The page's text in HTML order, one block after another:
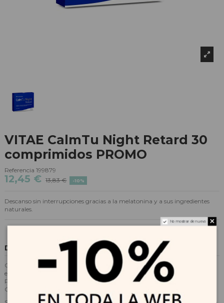
VITAE CalmTu Night Retard 30
comprimidos PROMO
Referencia 199879
12,45 € 13,83 € -10%
Descanso sin interrupciones gracias a la melatonina y a sus ingredientes
naturales.
Descripción
CalmTu® Night Retard es un complemento alimenticio a base de
extractos estandarizados y titulados de Valeriana officinalis (Valeriana),
Pasiflora incarnata (Pasiflora), Escholtzia californica (Amapola de
California), Melissa officinalis (Melisa), y melatonina.
No mostrar de nuevo